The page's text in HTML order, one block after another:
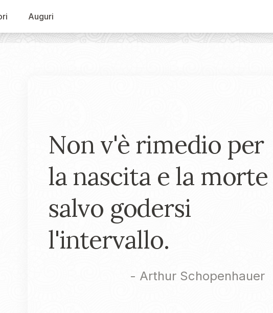
Auguri
Non v'è rimedio per
la nascita e la morte
salvo godersi
l'intervallo.
- Arthur Schopenhauer